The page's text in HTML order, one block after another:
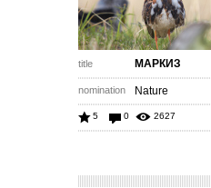
title МАРКИЗ
nomination Nature
5 0 2627